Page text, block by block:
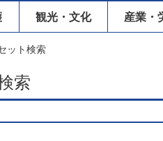
観光・文化 産業・
ット検索
索